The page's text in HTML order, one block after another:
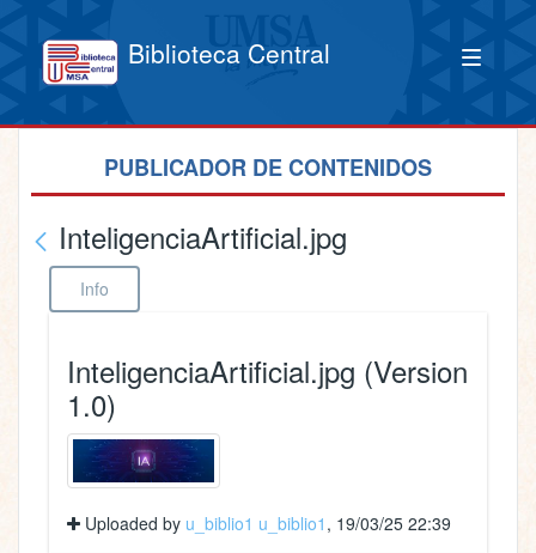
Biblioteca Central
PUBLICADOR DE CONTENIDOS
InteligenciaArtificial.jpg
Info
InteligenciaArtificial.jpg (Version
1.0)
Uploaded by u_biblio1 u_biblio1 , 19/03/25 22:39